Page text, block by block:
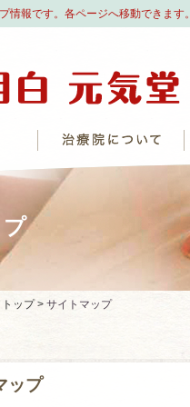
情報です。各ページへ移動できます。
ップ > サイトマップ
ップ